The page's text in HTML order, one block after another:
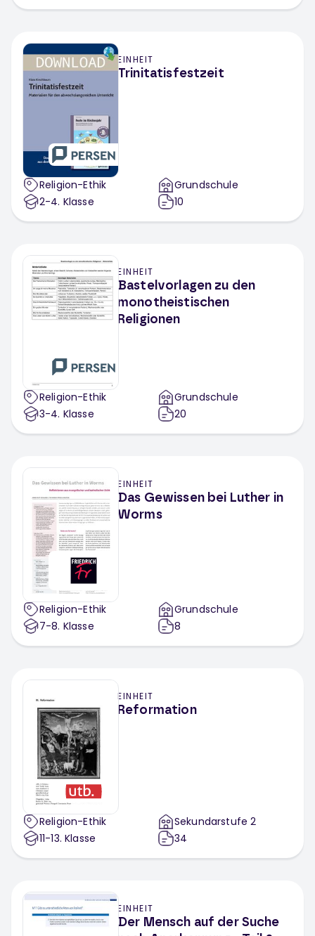
EINHEIT
Trinitatisfestzeit
Religion-Ethik
2-4. Klasse
Grundschule
10
EINHEIT
Bastelvorlagen zu den
monotheistischen
Religionen
Religion-Ethik
3-4. Klasse
Grundschule
20
EINHEIT
Das Gewissen bei Luther in
Worms
Religion-Ethik
7-8. Klasse
Grundschule
8
EINHEIT
Reformation
Religion-Ethik
11-13. Klasse
Sekundarstufe 2
34
EINHEIT
Der Mensch auf der Suche